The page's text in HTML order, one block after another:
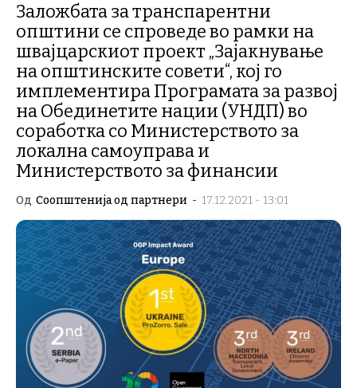
Заложбата за транспарентни
општини се спроведе во рамки на
швајцарскиот проект „Зајакнување
на општинските совети“, кој го
имплементира Програмата за развој
на Обединетите нации (УНДП) во
соработка со Министерството за
локална самоуправа и
Министерството за финансии
Од Соопштенија од партнери - 17.12.2021 - 13:01